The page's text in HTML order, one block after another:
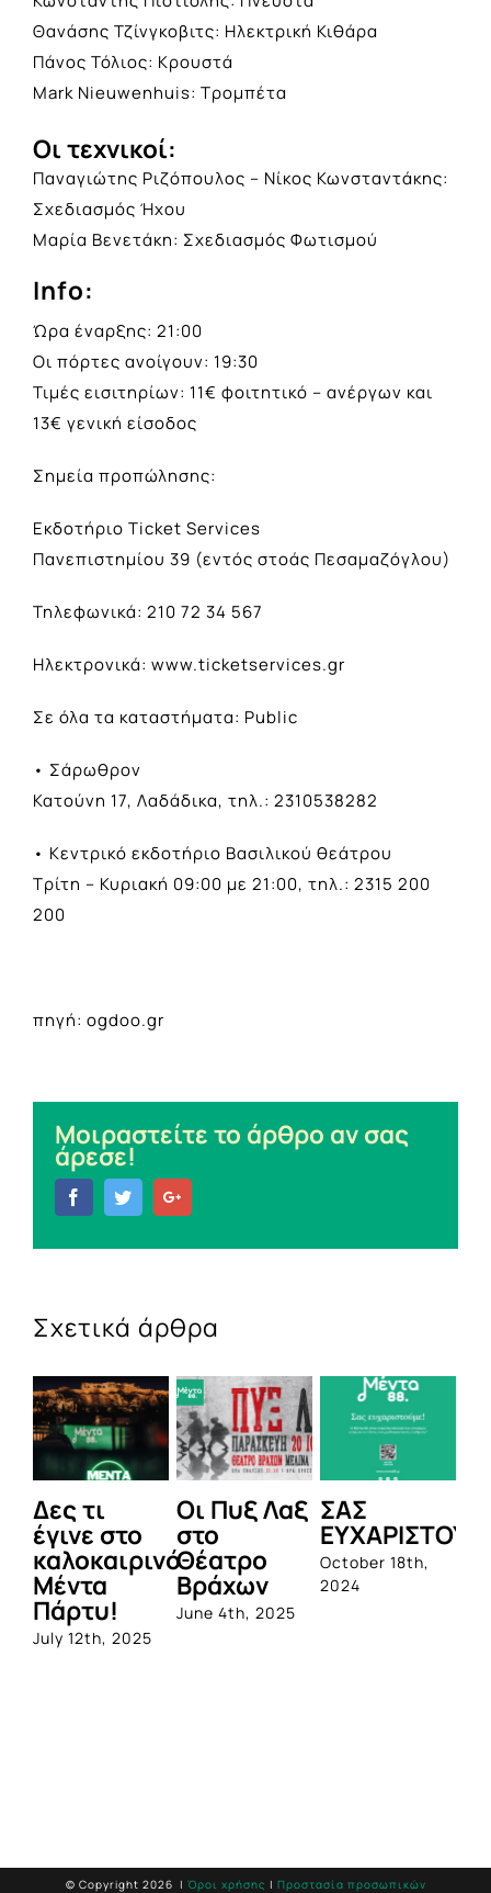
Θανάσης Τζίνγκοβιτς: Ηλεκτρική Κιθάρα
Πάνος Τόλιος: Κρουστά
Mark Nieuwenhuis: Τρομπέτα
Οι τεχνικοί:
Παναγιώτης Ριζόπουλος – Νίκος Κωνσταντάκης:
Σχεδιασμός Ήχου
Μαρία Βενετάκη: Σχεδιασμός Φωτισμού
Info:
Ώρα έναρξης: 21:00
Οι πόρτες ανοίγουν: 19:30
Τιμές εισιτηρίων: 11€ φοιτητικό – ανέργων και
13€ γενική είσοδος
Σημεία προπώλησης:
Εκδοτήριο Ticket Services
Πανεπιστημίου 39 (εντός στοάς Πεσαμαζόγλου)
Τηλεφωνικά: 210 72 34 567
Ηλεκτρονικά: www.ticketservices.gr
Σε όλα τα καταστήματα: Public
• Σάρωθρον
Κατούνη 17, Λαδάδικα, τηλ.: 2310538282
• Κεντρικό εκδοτήριο Βασιλικού θεάτρου
Τρίτη – Κυριακή 09:00 με 21:00, τηλ.: 2315 200
200
πηγή: ogdoo.gr
Μοιραστείτε το άρθρο αν σας
άρεσε!
FacebookTwitter
Σχετικά άρθρα
Δες τι
έγινε στο
καλοκαιρινό
Μέντα
Πάρτυ!
July 12th, 2025
Οι Πυξ Λαξ
στο
Θέατρο
Βράχων
June 4th, 2025
ΣΑΣ
October 18th,
2024
© Copyright 2026 | Όροι χρήσης | Προστασία προσωπικών